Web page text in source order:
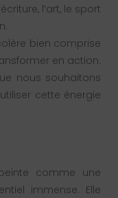
l’art, le sport
bien comprise
en action.
nous souhaitons
cette énergie
comme une
immense. Elle